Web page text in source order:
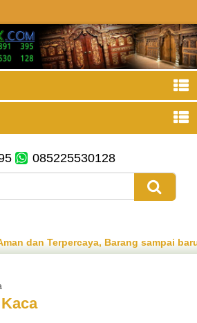
085225530128
Terpercaya, Barang sampai baru